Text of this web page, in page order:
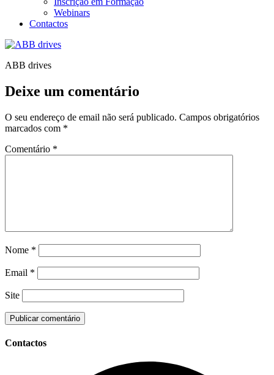
Webinars
Contactos
ABB drives
Deixe um comentário
O seu endereço de email não será publicado. Campos obrigatórios
marcados com *
Comentário *
Nome *
Email *
Site
Contactos